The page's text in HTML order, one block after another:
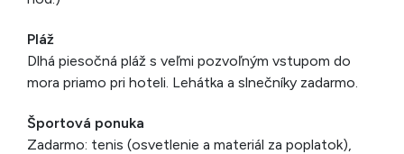
Pláž
Dlhá piesočná pláž s veľmi pozvoľným vstupom do
mora priamo pri hoteli. Lehátka a slnečníky zadarmo.
Športová ponuka
Zadarmo: tenis (osvetlenie a materiál za poplatok),